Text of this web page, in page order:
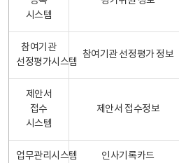
시스템
참여기관
선정평가시스템
참여기관 선정평가 정보
제안서
접수
시스템
제안서 접수정보
업무관리시스템 인사기록카드